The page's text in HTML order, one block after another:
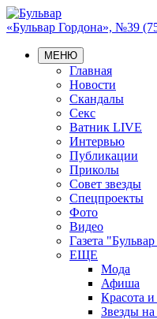
«Бульвар Гордона», №39
МЕНЮ
Главная
Новости
Скандалы
Секс
Ватник LIVE
Интервью
Публикации
Приколы
Совет звезды
Спецпроекты
Фото
Видео
Газета
ЕЩЕ
Мода
Афиша
Красота и
Звезды на